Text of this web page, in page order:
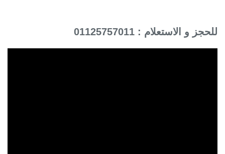
و الاستعلام : 01125757011